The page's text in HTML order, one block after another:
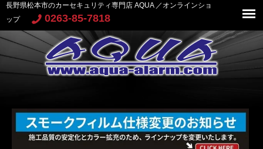
長野県松本市のカーセキュリティ専門店 AQUA ／オンラインショ
ップ
0263-85-7818